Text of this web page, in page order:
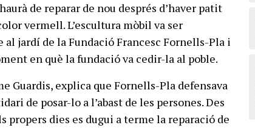
de reparar de nou després d’haver patit
vermell. L’escultura mòbil va ser
al jardí de la Fundació Francesc Fornells-Pla i
en què la fundació va cedir-la al poble.
Guardis, explica que Fornells-Pla defensava
de posar-lo a l’abast de les persones. Des
propers dies es dugui a terme la reparació de